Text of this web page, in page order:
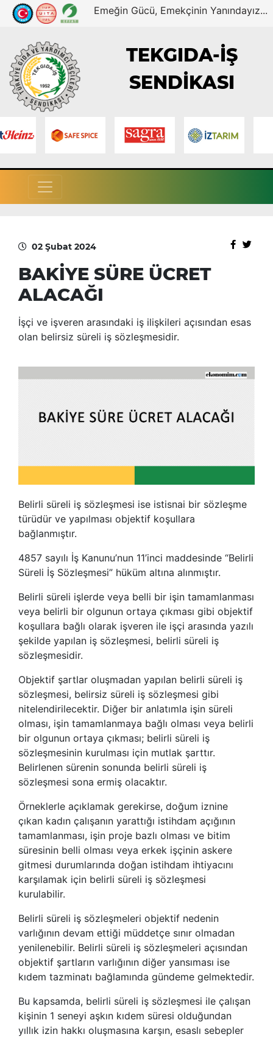
Emeğin Gücü, Emekçinin Yanındayız...
TEKGIDA-İŞ
SENDİKASI
02 Şubat 2024
BAKİYE SÜRE ÜCRET
ALACAĞI
İşçi ve işveren arasındaki iş ilişkileri açısından esas
olan belirsiz süreli iş sözleşmesidir.
Belirli süreli iş sözleşmesi ise istisnai bir sözleşme
türüdür ve yapılması objektif koşullara
bağlanmıştır.
4857 sayılı İş Kanunu’nun 11’inci maddesinde “Belirli
Süreli İş Sözleşmesi” hüküm altına alınmıştır.
Belirli süreli işlerde veya belli bir işin tamamlanması
veya belirli bir olgunun ortaya çıkması gibi objektif
koşullara bağlı olarak işveren ile işçi arasında yazılı
şekilde yapılan iş sözleşmesi, belirli süreli iş
sözleşmesidir.
Objektif şartlar oluşmadan yapılan belirli süreli iş
sözleşmesi, belirsiz süreli iş sözleşmesi gibi
nitelendirilecektir. Diğer bir anlatımla işin süreli
olması, işin tamamlanmaya bağlı olması veya belirli
bir olgunun ortaya çıkması; belirli süreli iş
sözleşmesinin kurulması için mutlak şarttır.
Belirlenen sürenin sonunda belirli süreli iş
sözleşmesi sona ermiş olacaktır.
Örneklerle açıklamak gerekirse, doğum iznine
çıkan kadın çalışanın yarattığı istihdam açığının
tamamlanması, işin proje bazlı olması ve bitim
süresinin belli olması veya erkek işçinin askere
gitmesi durumlarında doğan istihdam ihtiyacını
karşılamak için belirli süreli iş sözleşmesi
kurulabilir.
Belirli süreli iş sözleşmeleri objektif nedenin
varlığının devam ettiği müddetçe sınır olmadan
yenilenebilir. Belirli süreli iş sözleşmeleri açısından
objektif şartların varlığının diğer yansıması ise
kıdem tazminatı bağlamında gündeme gelmektedir.
Bu kapsamda, belirli süreli iş sözleşmesi ile çalışan
kişinin 1 seneyi aşkın kıdem süresi olduğundan
yıllık izin hakkı oluşmasına karşın, esaslı sebepler